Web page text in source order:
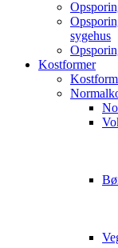
sygehus
Kostformer